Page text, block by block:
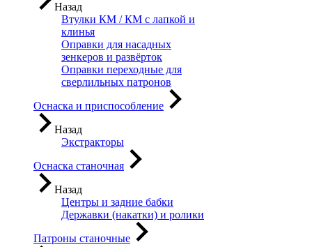
Назад
Втулки КМ / КМ с лапкой и
клинья
Оправки для насадных
зенкеров и развёрток
Оправки переходные для
сверлильных патронов
Оснаска и приспособление
Назад
Экстракторы
Оснаска станочная
Назад
Центры и задние бабки
Державки (накатки) и ролики
Патроны станочные